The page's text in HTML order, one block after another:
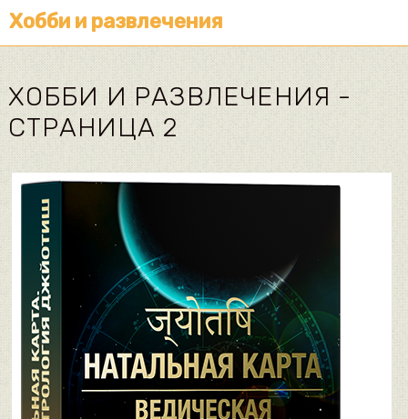
Хобби и развлечения
ХОББИ И РАЗВЛЕЧЕНИЯ -
СТРАНИЦА 2